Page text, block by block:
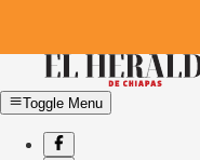
Toggle Menu